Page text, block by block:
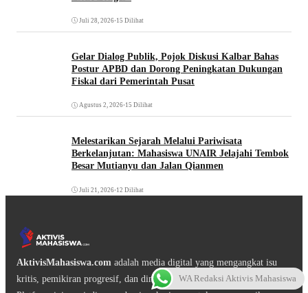
Juli 28, 2026•15 Dilihat
Gelar Dialog Publik, Pojok Diskusi Kalbar Bahas
Postur APBD dan Dorong Peningkatan Dukungan
Fiskal dari Pemerintah Pusat
Agustus 2, 2026•15 Dilihat
Melestarikan Sejarah Melalui Pariwisata
Berkelanjutan: Mahasiswa UNAIR Jelajahi Tembok
Besar Mutianyu dan Jalan Qianmen
Juli 21, 2026•12 Dilihat
AktivisMahasiswa.com adalah media digital yang mengangkat isu
kritis, pemikiran progresif, dan dinamika gerakan mahasiswa.
WA Redaksi Aktivis Mahasiswa